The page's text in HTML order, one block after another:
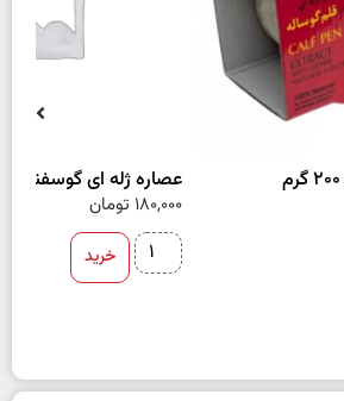
عصاره ژله ای گوسفند 200 گرم
180,000 تومان
خرید